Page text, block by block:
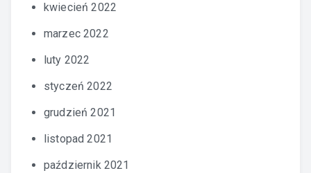
kwiecień 2022
marzec 2022
luty 2022
styczeń 2022
grudzień 2021
listopad 2021
październik 2021